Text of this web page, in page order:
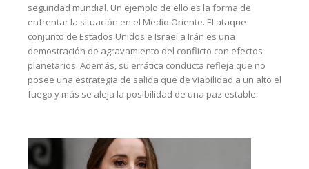
seguridad mundial. Un ejemplo de ello es la forma de
enfrentar la situación en el Medio Oriente. El ataque
conjunto de Estados Unidos e Israel a Irán es una
demostración de agravamiento del conflicto con efectos
planetarios. Además, su errática conducta refleja que no
posee una estrategia de salida que de viabilidad a un alto el
fuego y más se aleja la posibilidad de una paz estable.